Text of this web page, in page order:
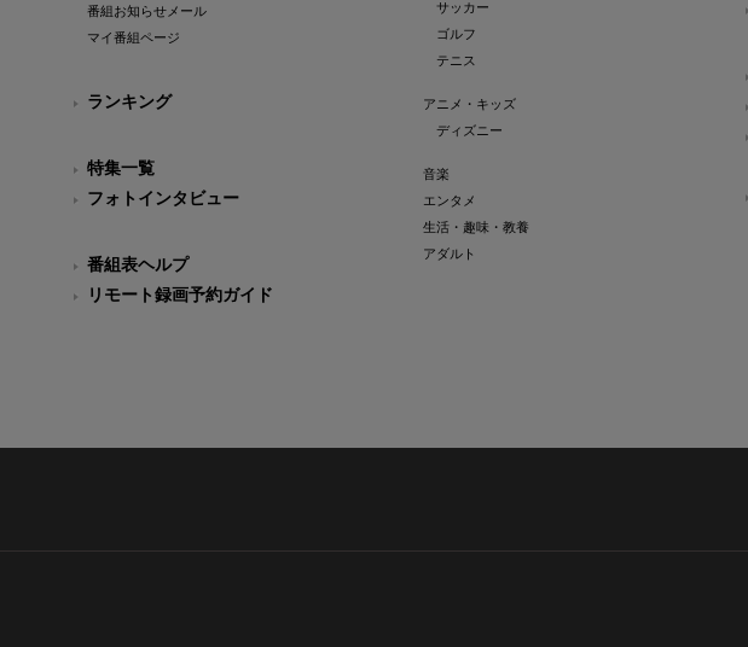
番組お知らせメール
マイ番組ページ
ランキング
特集一覧
フォトインタビュー
番組表ヘルプ
リモート録画予約ガイド
サッカー
ゴルフ
テニス
アニメ・キッズ
ディズニー
音楽
エンタメ
生活・趣味・教養
アダルト